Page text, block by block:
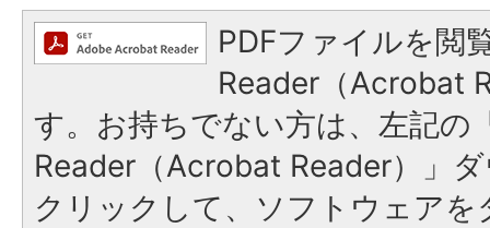
PDFファイルを閲
Reader（Acrobat
す。お持ちでない方は、左記の
Reader（Acrobat Reader）」
クリックして、ソフトウェア